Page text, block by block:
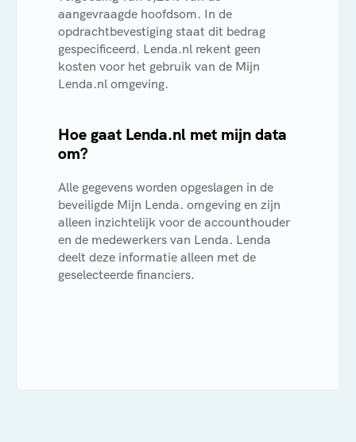
aangevraagde hoofdsom. In de
opdrachtbevestiging staat dit bedrag
gespecificeerd. Lenda.nl rekent geen
kosten voor het gebruik van de Mijn
Lenda.nl omgeving.
Hoe gaat Lenda.nl met mijn data
om?
Alle gegevens worden opgeslagen in de
beveiligde Mijn Lenda. omgeving en zijn
alleen inzichtelijk voor de accounthouder
en de medewerkers van Lenda. Lenda
deelt deze informatie alleen met de
geselecteerde financiers.